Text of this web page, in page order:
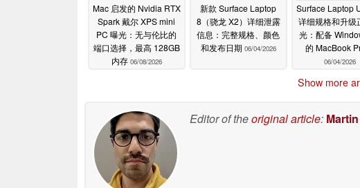
Mac 启发的 Nvidia RTX
Spark 戴尔 XPS mini
PC 曝光：无与伦比的
端口选择，最高 128GB
内存 06/08/2026
新款 Surface Laptop
8（骁龙 X2）详细泄露
信息：完整规格、颜色
和发布日期 06/04/2026
Surface Laptop
详细规格和升级
光：配备
的 MacBook
06/04/2026
Show more
Editor of theoriginal article: